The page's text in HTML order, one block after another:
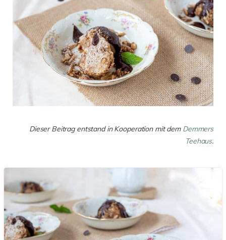
Dieser Beitrag entstand in Kooperation mit dem Demmers
Teehaus.